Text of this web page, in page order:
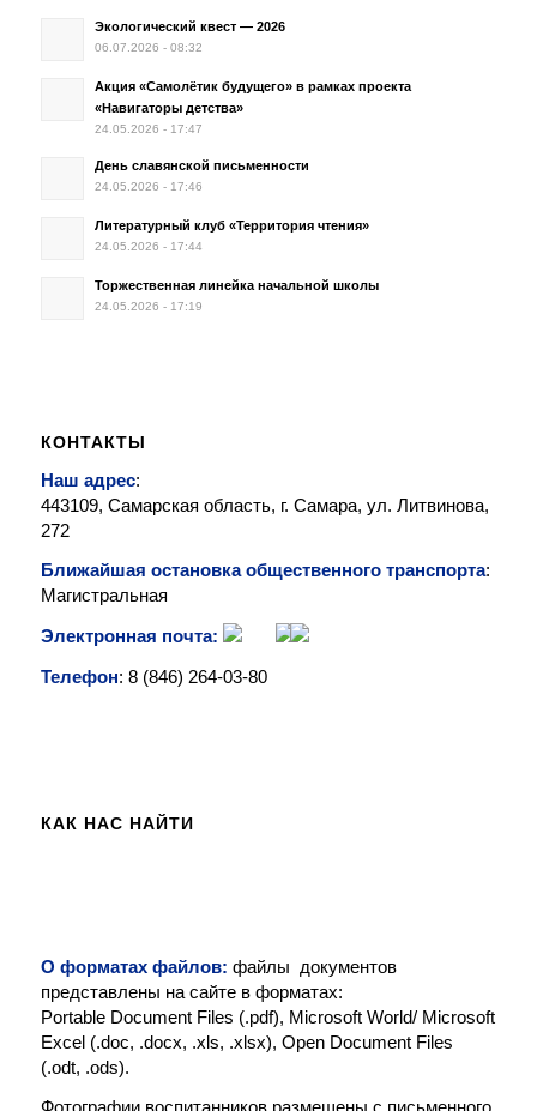
Экологический квест — 2026
06.07.2026 - 08:32
Акция «Самолётик будущего» в рамках проекта
«Навигаторы детства»
24.05.2026 - 17:47
День славянской письменности
24.05.2026 - 17:46
Литературный клуб «Территория чтения»
24.05.2026 - 17:44
Торжественная линейка начальной школы
24.05.2026 - 17:19
КОНТАКТЫ
Наш адрес:
443109, Самарская область, г. Самара, ул. Литвинова,
272
Ближайшая остановка общественного транспорта:
Магистральная
Электронная почта:
Телефон: 8 (846) 264-03-80
КАК НАС НАЙТИ
О форматах файлов: файлы документов
представлены на сайте в форматах:
Portable Document Files (.pdf), Microsoft World/ Microsoft
Excel (.doc, .docx, .xls, .xlsx), Open Document Files
(.odt, .ods).